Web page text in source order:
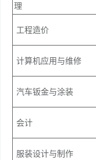
理
工程造价
计算机应用与维修
汽车钣金与涂装
会计
服装设计与制作